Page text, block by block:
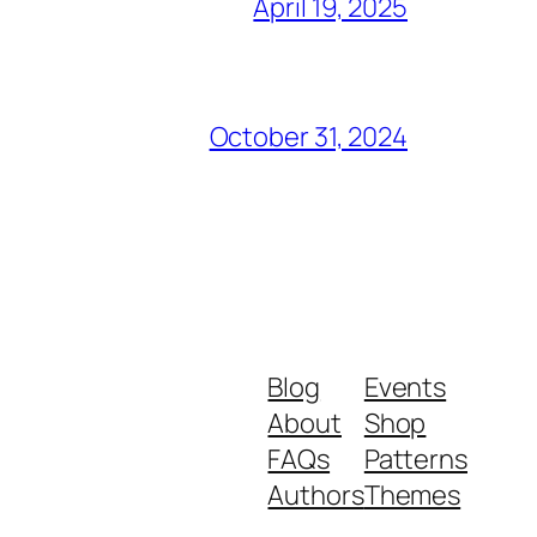
April 19, 2025
October 31, 2024
Blog
About
FAQs
Authors
Events
Shop
Patterns
Themes